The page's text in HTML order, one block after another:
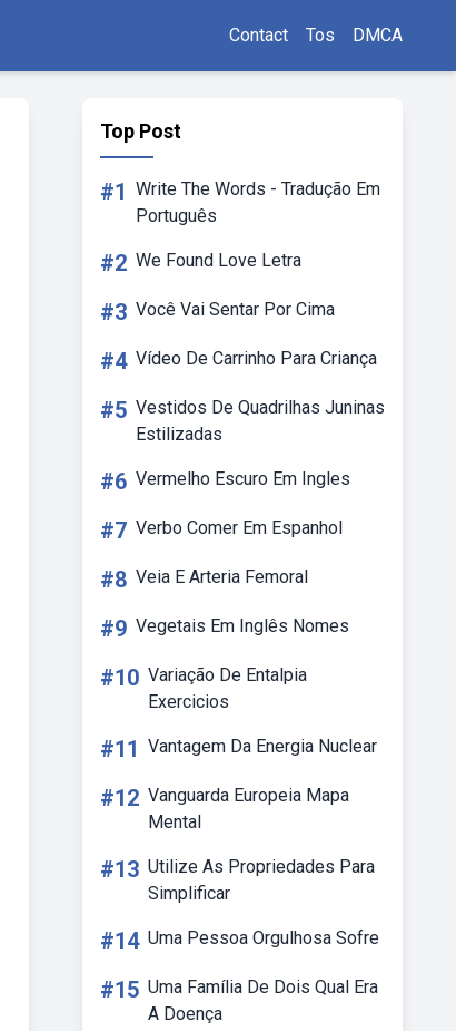
Contact Tos DMCA
Top Post
#1 Write The Words - Tradução Em
Português
#2 We Found Love Letra
#3 Você Vai Sentar Por Cima
#4 Vídeo De Carrinho Para Criança
#5 Vestidos De Quadrilhas Juninas
Estilizadas
#6 Vermelho Escuro Em Ingles
#7 Verbo Comer Em Espanhol
#8 Veia E Arteria Femoral
#9 Vegetais Em Inglês Nomes
#10 Variação De Entalpia
Exercicios
#11 Vantagem Da Energia Nuclear
#12 Vanguarda Europeia Mapa
Mental
#13 Utilize As Propriedades Para
Simplificar
#14 Uma Pessoa Orgulhosa Sofre
#15 Uma Família De Dois Qual Era
A Doença